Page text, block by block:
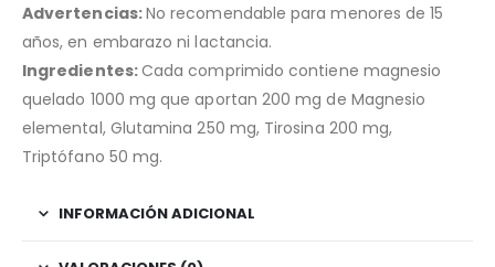
Advertencias:No recomendable para menores de 15
años, en embarazo ni lactancia.
Ingredientes:Cada comprimido contiene magnesio
quelado 1000 mg que aportan 200 mg de Magnesio
elemental, Glutamina 250 mg, Tirosina 200 mg,
Triptófano 50 mg.
INFORMACIÓN ADICIONAL